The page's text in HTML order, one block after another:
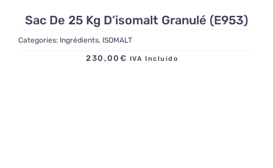
Sac De 25 Kg D’isomalt Granulé (E953)
Categories: Ingrédients, ISOMALT
230,00 € IVA Incluido